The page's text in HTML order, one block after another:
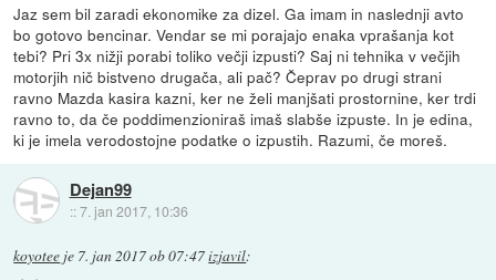
Jaz sem bil zaradi ekonomike za dizel. Ga imam in naslednji avto
bo gotovo bencinar. Vendar se mi porajajo enaka vprašanja kot
tebi? Pri 3x nižji porabi toliko večji izpusti? Saj ni tehnika v večjih
motorjih nič bistveno drugača, ali pač? Čeprav po drugi strani
ravno Mazda kasira kazni, ker ne želi manjšati prostornine, ker trdi
ravno to, da če poddimenzioniraš imaš slabše izpuste. In je edina,
ki je imela verodostojne podatke o izpustih. Razumi, če moreš.
Dejan99
::7. jan 2017, 10:36
koyotee je 7. jan 2017 ob 07:47izjavil: